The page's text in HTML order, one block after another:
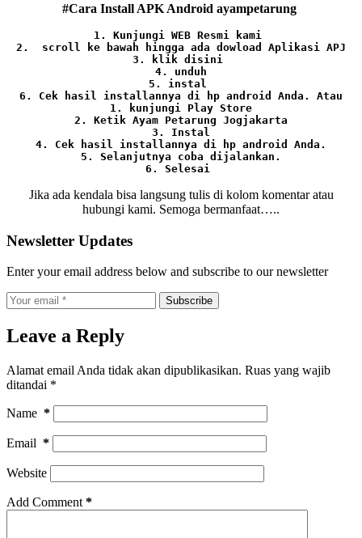
#Cara Install APK Android ayampetarung
1. Kunjungi WEB Resmi kami
2.  scroll ke bawah hingga ada dowload Aplikasi APJ
3. klik disini
4. unduh
5. instal
6. Cek hasil installannya di hp android Anda. Atau
1. kunjungi Play Store
2. Ketik Ayam Petarung Jogjakarta
3. Instal
4. Cek hasil installannya di hp android Anda.
5. Selanjutnya coba dijalankan.
6. Selesai
Jika ada kendala bisa langsung tulis di kolom komentar atau
hubungi kami. Semoga bermanfaat…..
Newsletter Updates
Enter your email address below and subscribe to our newsletter
Subscribe
Leave a Reply
Alamat email Anda tidak akan dipublikasikan. Ruas yang wajib
ditandai *
Name *
Email *
Website
Add Comment *